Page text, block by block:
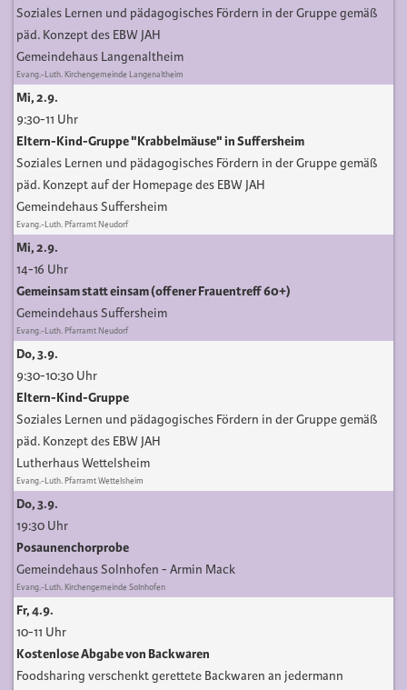
Soziales Lernen und pädagogisches Fördern in der Gruppe gemäß
päd. Konzept des EBW JAH
Gemeindehaus Langenaltheim
Evang.-Luth. Kirchengemeinde Langenaltheim
Mi, 2.9.
9:30-11 Uhr
Eltern-Kind-Gruppe "Krabbelmäuse" in Suffersheim
Soziales Lernen und pädagogisches Fördern in der Gruppe gemäß
päd. Konzept auf der Homepage des EBW JAH
Gemeindehaus Suffersheim
Evang.-Luth. Pfarramt Neudorf
Mi, 2.9.
14-16 Uhr
Gemeinsam statt einsam (offener Frauentreff 60+)
Gemeindehaus Suffersheim
Evang.-Luth. Pfarramt Neudorf
Do, 3.9.
9:30-10:30 Uhr
Eltern-Kind-Gruppe
Soziales Lernen und pädagogisches Fördern in der Gruppe gemäß
päd. Konzept des EBW JAH
Lutherhaus Wettelsheim
Evang.-Luth. Pfarramt Wettelsheim
Do, 3.9.
19:30 Uhr
Posaunenchorprobe
Gemeindehaus Solnhofen
Armin Mack
Evang.-Luth. Kirchengemeinde Solnhofen
Fr, 4.9.
10-11 Uhr
Kostenlose Abgabe von Backwaren
Foodsharing verschenkt gerettete Backwaren an jedermann